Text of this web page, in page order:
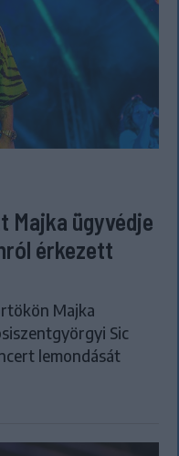
ügyvédje
érkezett
Majka
Sic
lemondását